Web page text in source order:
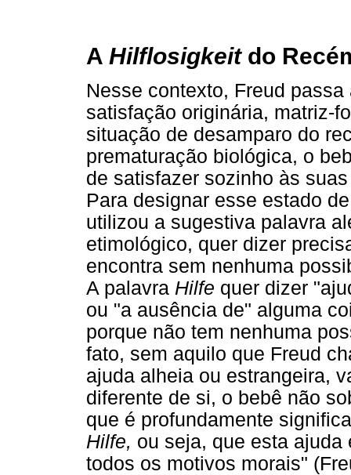
A Hilflosigkeitdo
Nesse contexto, Freud
satisfação originária, matriz-
situação de desamparo do
prematuração biológica, o
de satisfazer sozinho às
Para designar esse estado
utilizou a sugestiva palavra
etimológico, quer dizer
encontra sem nenhuma
A palavra Hilfe quer dizer
ou "a ausência de" alguma
porque não tem nenhuma
fato, sem aquilo que Freud
ajuda alheia ou estrangeira,
diferente de si, o bebê não
que é profundamente
Hilfe, ou seja, que esta ajuda
todos os motivos morais"